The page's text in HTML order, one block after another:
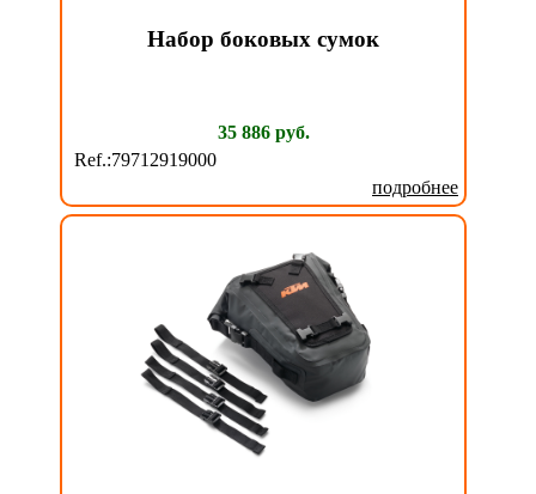
Набор боковых сумок
35 886 руб.
Ref.:79712919000
подробнее